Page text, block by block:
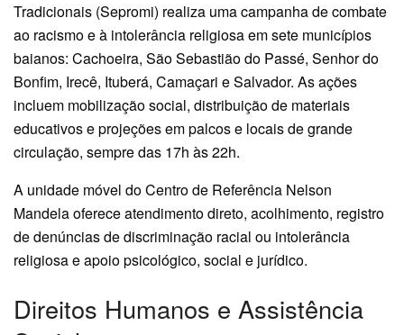
Tradicionais (Sepromi) realiza uma campanha de combate
ao racismo e à intolerância religiosa em sete municípios
baianos: Cachoeira, São Sebastião do Passé, Senhor do
Bonfim, Irecê, Ituberá, Camaçari e Salvador. As ações
incluem mobilização social, distribuição de materiais
educativos e projeções em palcos e locais de grande
circulação, sempre das 17h às 22h.
A unidade móvel do Centro de Referência Nelson
Mandela oferece atendimento direto, acolhimento, registro
de denúncias de discriminação racial ou intolerância
religiosa e apoio psicológico, social e jurídico.
Direitos Humanos e Assistência